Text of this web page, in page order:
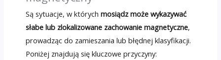
Są sytuacje, w których mosiądz może wykazywać
słabe lub zlokalizowane zachowanie magnetyczne,
prowadząc do zamieszania lub błędnej klasyfikacji.
Poniżej znajdują się kluczowe przyczyny: